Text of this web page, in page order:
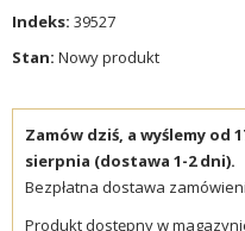
Indeks: 39527
Stan: Nowy produkt
Zamów dziś, a wyślemy od
sierpnia (dostawa 1-2 dni).
Bezpłatna dostawa
Produkt dostępny w